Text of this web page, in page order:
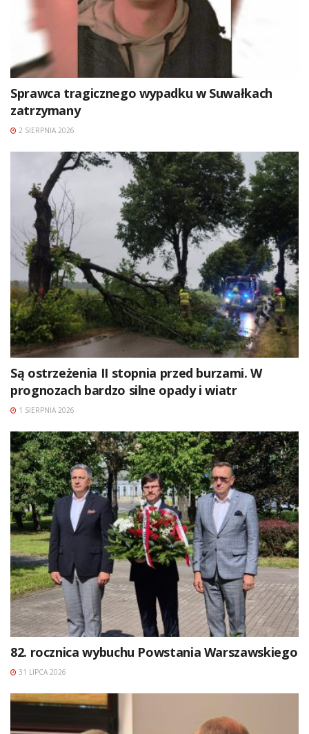
Sprawca tragicznego wypadku w Suwałkach
zatrzymany
2 SIERPNIA 2026
Są ostrzeżenia II stopnia przed burzami. W
prognozach bardzo silne opady i wiatr
1 SIERPNIA 2026
82. rocznica wybuchu Powstania Warszawskiego
31 LIPCA 2026